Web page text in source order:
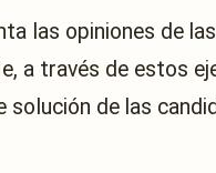
las opiniones de
a través de estos
de las